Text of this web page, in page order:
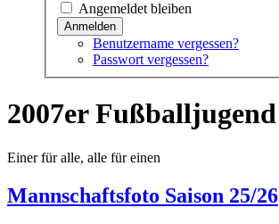
Angemeldet bleiben
Benutzername vergessen?
Passwort vergessen?
2007er Fußballjugend
Einer für alle, alle für einen
Mannschaftsfoto Saison 25/26